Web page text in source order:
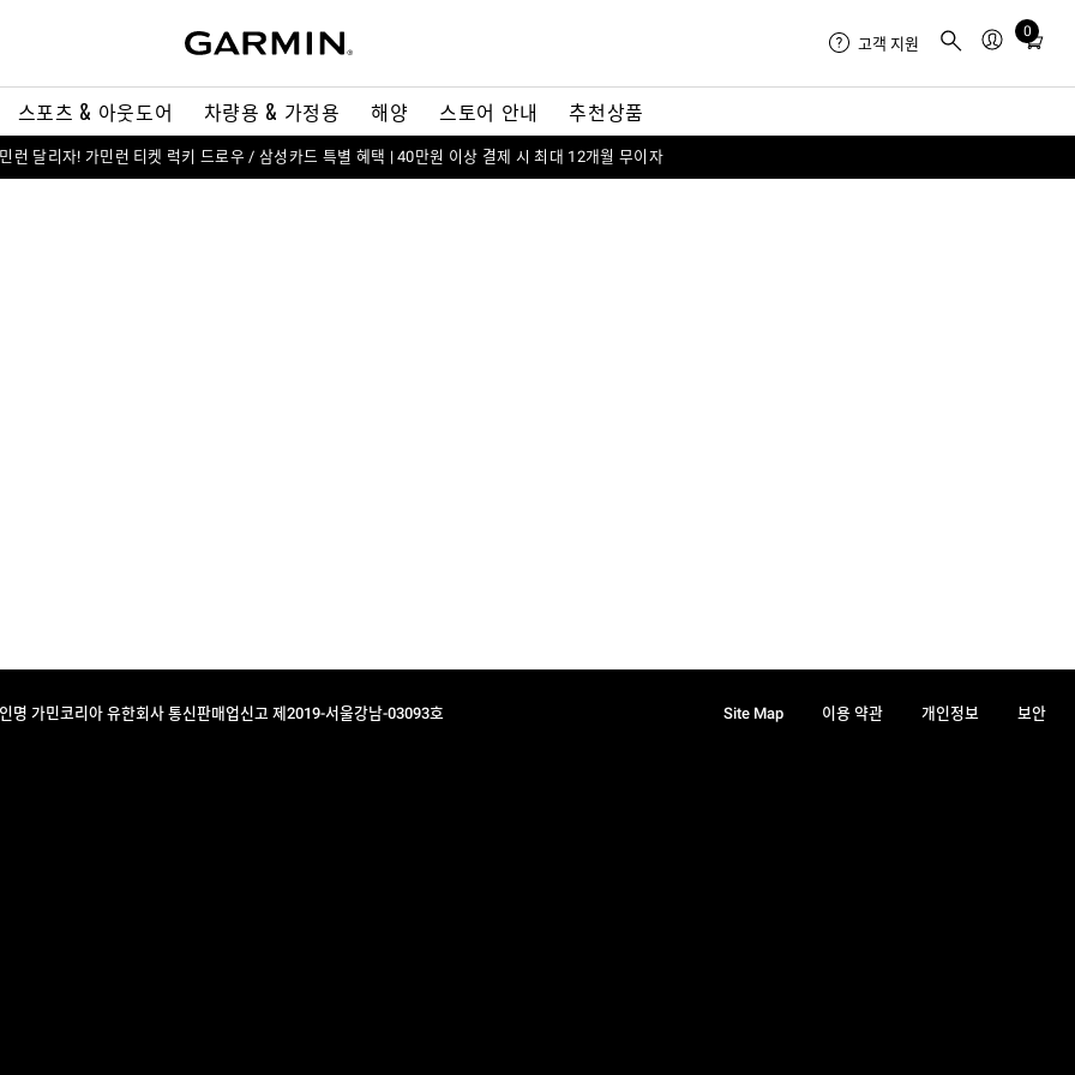
스포츠 & 아웃도어 차량용 & 가정용 해양 스토어 안내 추천상품
고객 지원
0
Total
in
런 달리자! 가민런 티켓 럭키 드로우 / 삼성카드 특별 혜택 | 40만원 이상 결제 시 최대 12개월 무이자
명 가민코리아 유한회사 통신판매업신고 제2019-서울강남-03093호
Site Map 이용 약관 개인정보 보안